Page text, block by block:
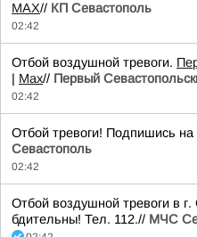
MAX// КП Севастополь
02:42
Отбой воздушной тревоги.
| Max// Первый
02:42
Отбой тревоги! Подпишись
Севастополь
02:42
Отбой воздушной тревоги в
бдительны! Тел. 112.// МЧС